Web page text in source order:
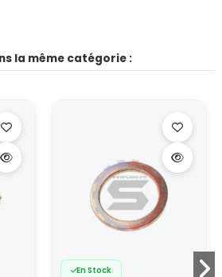
la même catégorie :
En Stock